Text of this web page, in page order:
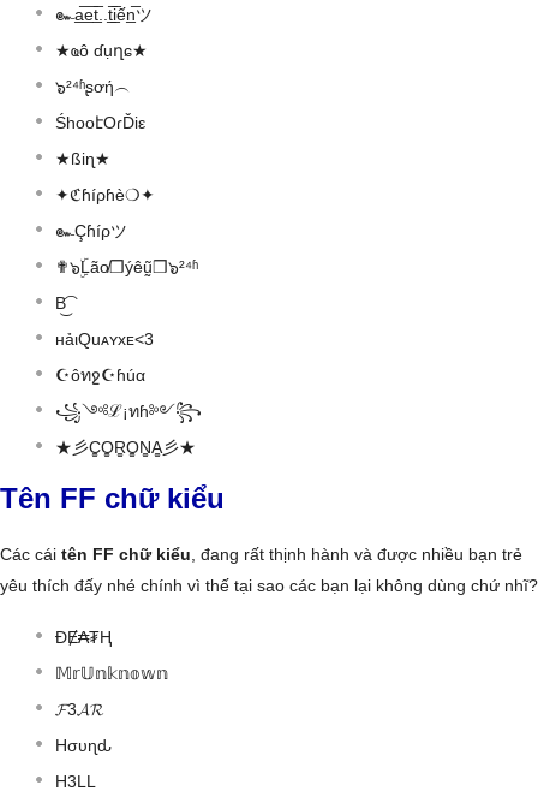
๛a̲̅e̲̅t̲̅..t̲̅i̲̅ến̲̅ツ
★ҩô ɗụղɕ★
๖²⁴ʱʂơή︵
ŚhooէOɾĎiε
★ßiɳ★
✦ℭɦíρɦè❍✦
๛Çɦíρツ
✟๖ۣۜLão̸❒ýêṵ̃❒๖²⁴ʱ
B͜͡
нảιQuᴀʏxᴇ<3
☪ôทջ☪ɦúα
꧁༺ℒ¡ทɦ༻꧂
★彡C͚O͚R͚O͚N͚A͚彡★
Tên FF chữ kiểu
Các cái tên FF chữ kiểu , đang rất thịnh hành và được nhiều bạn trẻ
yêu thích đấy nhé chính vì thế tại sao các bạn lại không dùng chứ nhĩ?
ĐɆ₳₮Ⱨ
𝕄𝕣𝕌𝕟𝕜𝕟𝕠𝕨𝕟
𝓕3𝓐𝓡
Hσυɳԃ
H3LL